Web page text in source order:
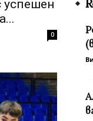
успешен
0